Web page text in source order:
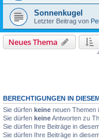
Sonnenkugel
Letzter Beitrag von
Neues Thema
BERECHTIGUNGEN IN
Sie dürfen keine neuen Themen
Sie dürfen keineAntworten zu
Sie dürfen Ihre Beiträge in
Sie dürfen Ihre Beiträge in